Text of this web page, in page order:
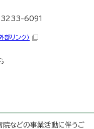
3233-6091
部リンク）
ら
院などの事業活動に伴うご